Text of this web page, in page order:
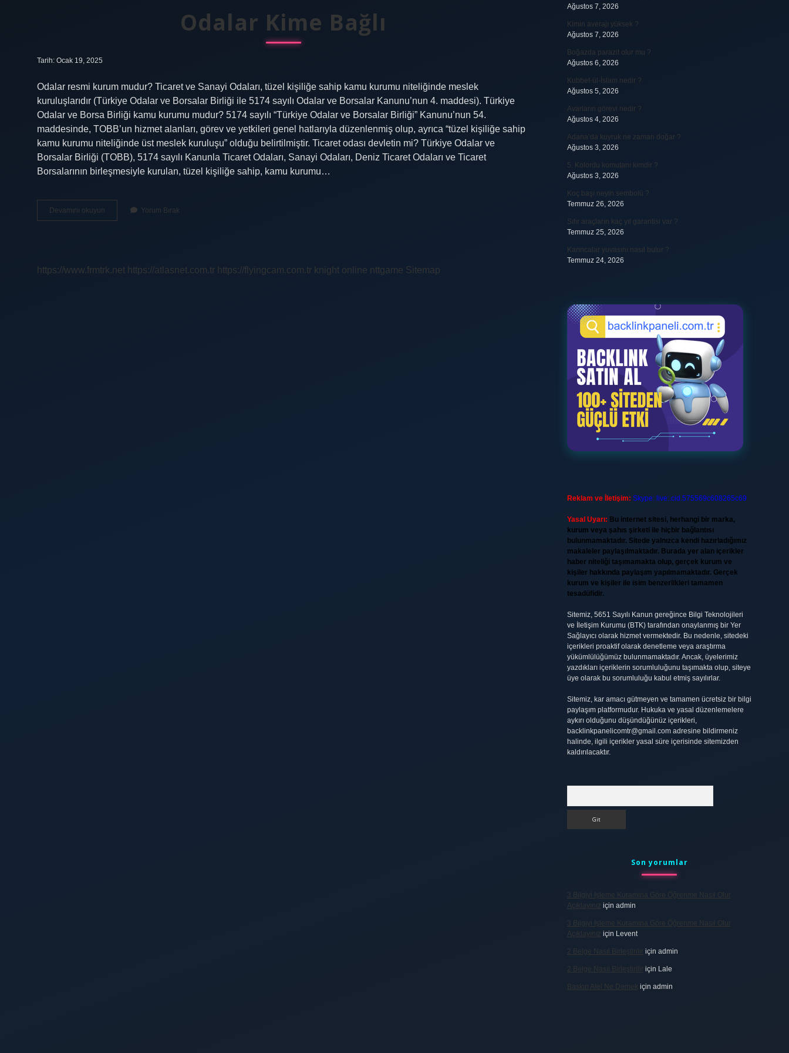
Odalar Kime Bağlı
Tarih: Ocak 19, 2025
Odalar resmi kurum mudur? Ticaret ve Sanayi Odaları, tüzel kişiliğe sahip kamu kurumu niteliğinde meslek
kuruluşlarıdır (Türkiye Odalar ve Borsalar Birliği ile 5174 sayılı Odalar ve Borsalar Kanunu’nun 4. maddesi). Türkiye
Odalar ve Borsa Birliği kamu kurumu mudur? 5174 sayılı “Türkiye Odalar ve Borsalar Birliği” Kanunu’nun 54.
maddesinde, TOBB’un hizmet alanları, görev ve yetkileri genel hatlarıyla düzenlenmiş olup, ayrıca “tüzel kişiliğe sahip
kamu kurumu niteliğinde üst meslek kuruluşu” olduğu belirtilmiştir. Ticaret odası devletin mi? Türkiye Odalar ve
Borsalar Birliği (TOBB), 5174 sayılı Kanunla Ticaret Odaları, Sanayi Odaları, Deniz Ticaret Odaları ve Ticaret
Borsalarının birleşmesiyle kurulan, tüzel kişiliğe sahip, kamu kurumu…
Devamını okuyun
Kime
Yorum Bırak
https://www.frmtrk.net https://atlasnet.com.tr https://flyingcam.com.tr knight online nttgame Sitemap
Ağustos 7, 2026
Kimin averajı yüksek ?
Ağustos 7, 2026
Boğazda parazit olur mu ?
Ağustos 6, 2026
Kubbet-ül-İslam nedir ?
Ağustos 5, 2026
Avarların görevi nedir ?
Ağustos 4, 2026
Adana’da kuyruk ne zaman doğar ?
Ağustos 3, 2026
5. Kolordu komutanı kimdir ?
Ağustos 3, 2026
Koç başı neyin sembolü ?
Temmuz 26, 2026
Sıfır araçların kaç yıl garantisi var ?
Temmuz 25, 2026
Karıncalar yuvasını nasıl bulur ?
Temmuz 24, 2026
Reklam ve İletişim: Skype: live:.cid.575569c608265c69
Yasal Uyarı: Bu internet sitesi, herhangi bir marka,
kurum veya şahıs şirketi ile hiçbir bağlantısı
bulunmamaktadır. Sitede yalnızca kendi hazırladığımız
makaleler paylaşılmaktadır. Burada yer alan içerikler
haber niteliği taşımamakta olup, gerçek kurum ve
kişiler hakkında paylaşım yapılmamaktadır. Gerçek
kurum ve kişiler ile isim benzerlikleri tamamen
tesadüfidir.
Sitemiz, 5651 Sayılı Kanun gereğince Bilgi Teknolojileri
ve İletişim Kurumu (BTK) tarafından onaylanmış bir Yer
Sağlayıcı olarak hizmet vermektedir. Bu nedenle, sitedeki
içerikleri proaktif olarak denetleme veya araştırma
yükümlülüğümüz bulunmamaktadır. Ancak, üyelerimiz
yazdıkları içeriklerin sorumluluğunu taşımakta olup, siteye
üye olarak bu sorumluluğu kabul etmiş sayılırlar.
Sitemiz, kar amacı gütmeyen ve tamamen ücretsiz bir bilgi
paylaşım platformudur. Hukuka ve yasal düzenlemelere
aykırı olduğunu düşündüğünüz içerikleri,
backlinkpanelicomtr@gmail.comadresine bildirmeniz
halinde, ilgili içerikler yasal süre içerisinde sitemizden
kaldırılacaktır.
Son yorumlar
3 Bilgiyi Işleme Kuramına Göre Öğrenme Nasıl Olur
Açıklayınız için admin
3 Bilgiyi Işleme Kuramına Göre Öğrenme Nasıl Olur
Açıklayınız için Levent
2 Belge Nasıl Birleştirilir için admin
2 Belge Nasıl Birleştirilir için Lale
Baskın Alel Ne Demek için admin